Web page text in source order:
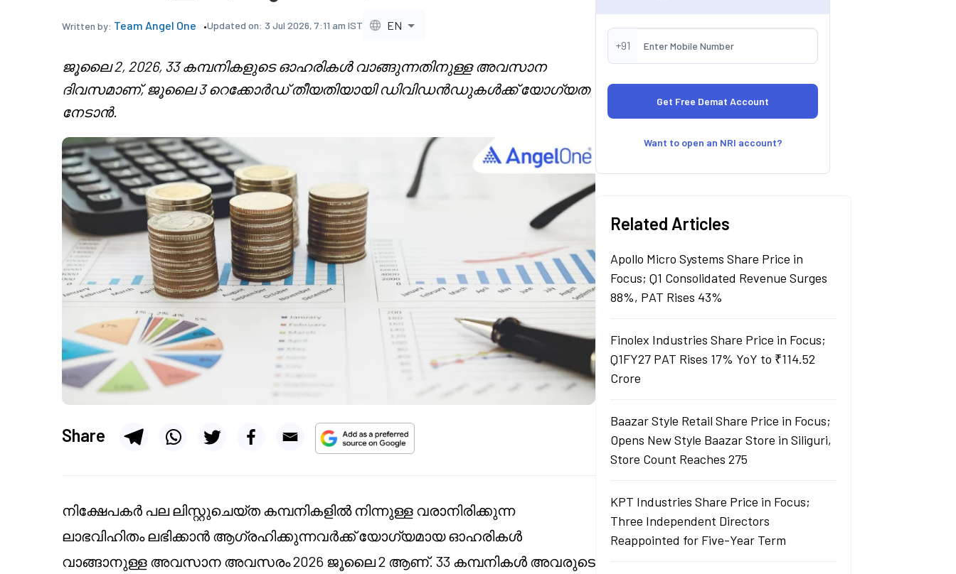
Written by: Team Angel One Updated on: 3 Jul 2026, 7:11 am IST EN
ജൂലൈ 2, 2026, 33 കമ്പനികളുടെ ഓഹരികൾ വാങ്ങുന്നതിനുള്ള അവസാന
ദിവസമാണ്, ജൂലൈ 3 റെക്കോർഡ് തീയതിയായി ഡിവിഡൻഡുകൾക്ക് യോഗ്യത
നേടാൻ.
Share
നിക്ഷേപകർ പല ലിസ്റ്റുചെയ്ത കമ്പനികളിൽ നിന്നുള്ള വരാനിരിക്കുന്ന
ലാഭവിഹിതം ലഭിക്കാൻ ആഗ്രഹിക്കുന്നവർക്ക് യോഗ്യമായ ഓഹരികൾ
വാങ്ങാനുള്ള അവസാന അവസരം 2026 ജൂലൈ 2 ആണ്. 33 കമ്പനികൾ അവരുടെ
+91
Want to open an NRI account?
Related Articles
Apollo Micro Systems Share Price in
Focus; Q1 Consolidated Revenue Surges
88%, PAT Rises 43%
Finolex Industries Share Price in Focus;
Q1FY27 PAT Rises 17% YoY to ₹114.52
Crore
Baazar Style Retail Share Price in Focus;
Opens New Style Baazar Store in Siliguri,
Store Count Reaches 275
KPT Industries Share Price in Focus;
Three Independent Directors
Reappointed for Five-Year Term